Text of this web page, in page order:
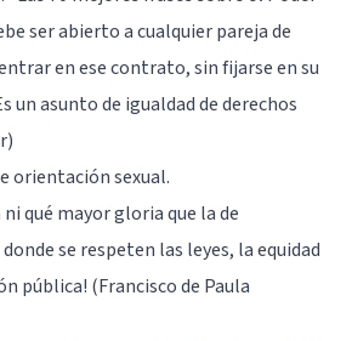
ser abierto a cualquier pareja de
en ese contrato, sin fijarse en su
un asunto de igualdad de derechos
orientación sexual.
ni qué mayor gloria que la de
se respeten las leyes, la equidad
pública! (Francisco de Paula